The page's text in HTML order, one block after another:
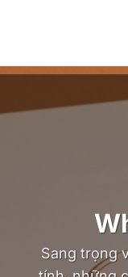
Sang trọng